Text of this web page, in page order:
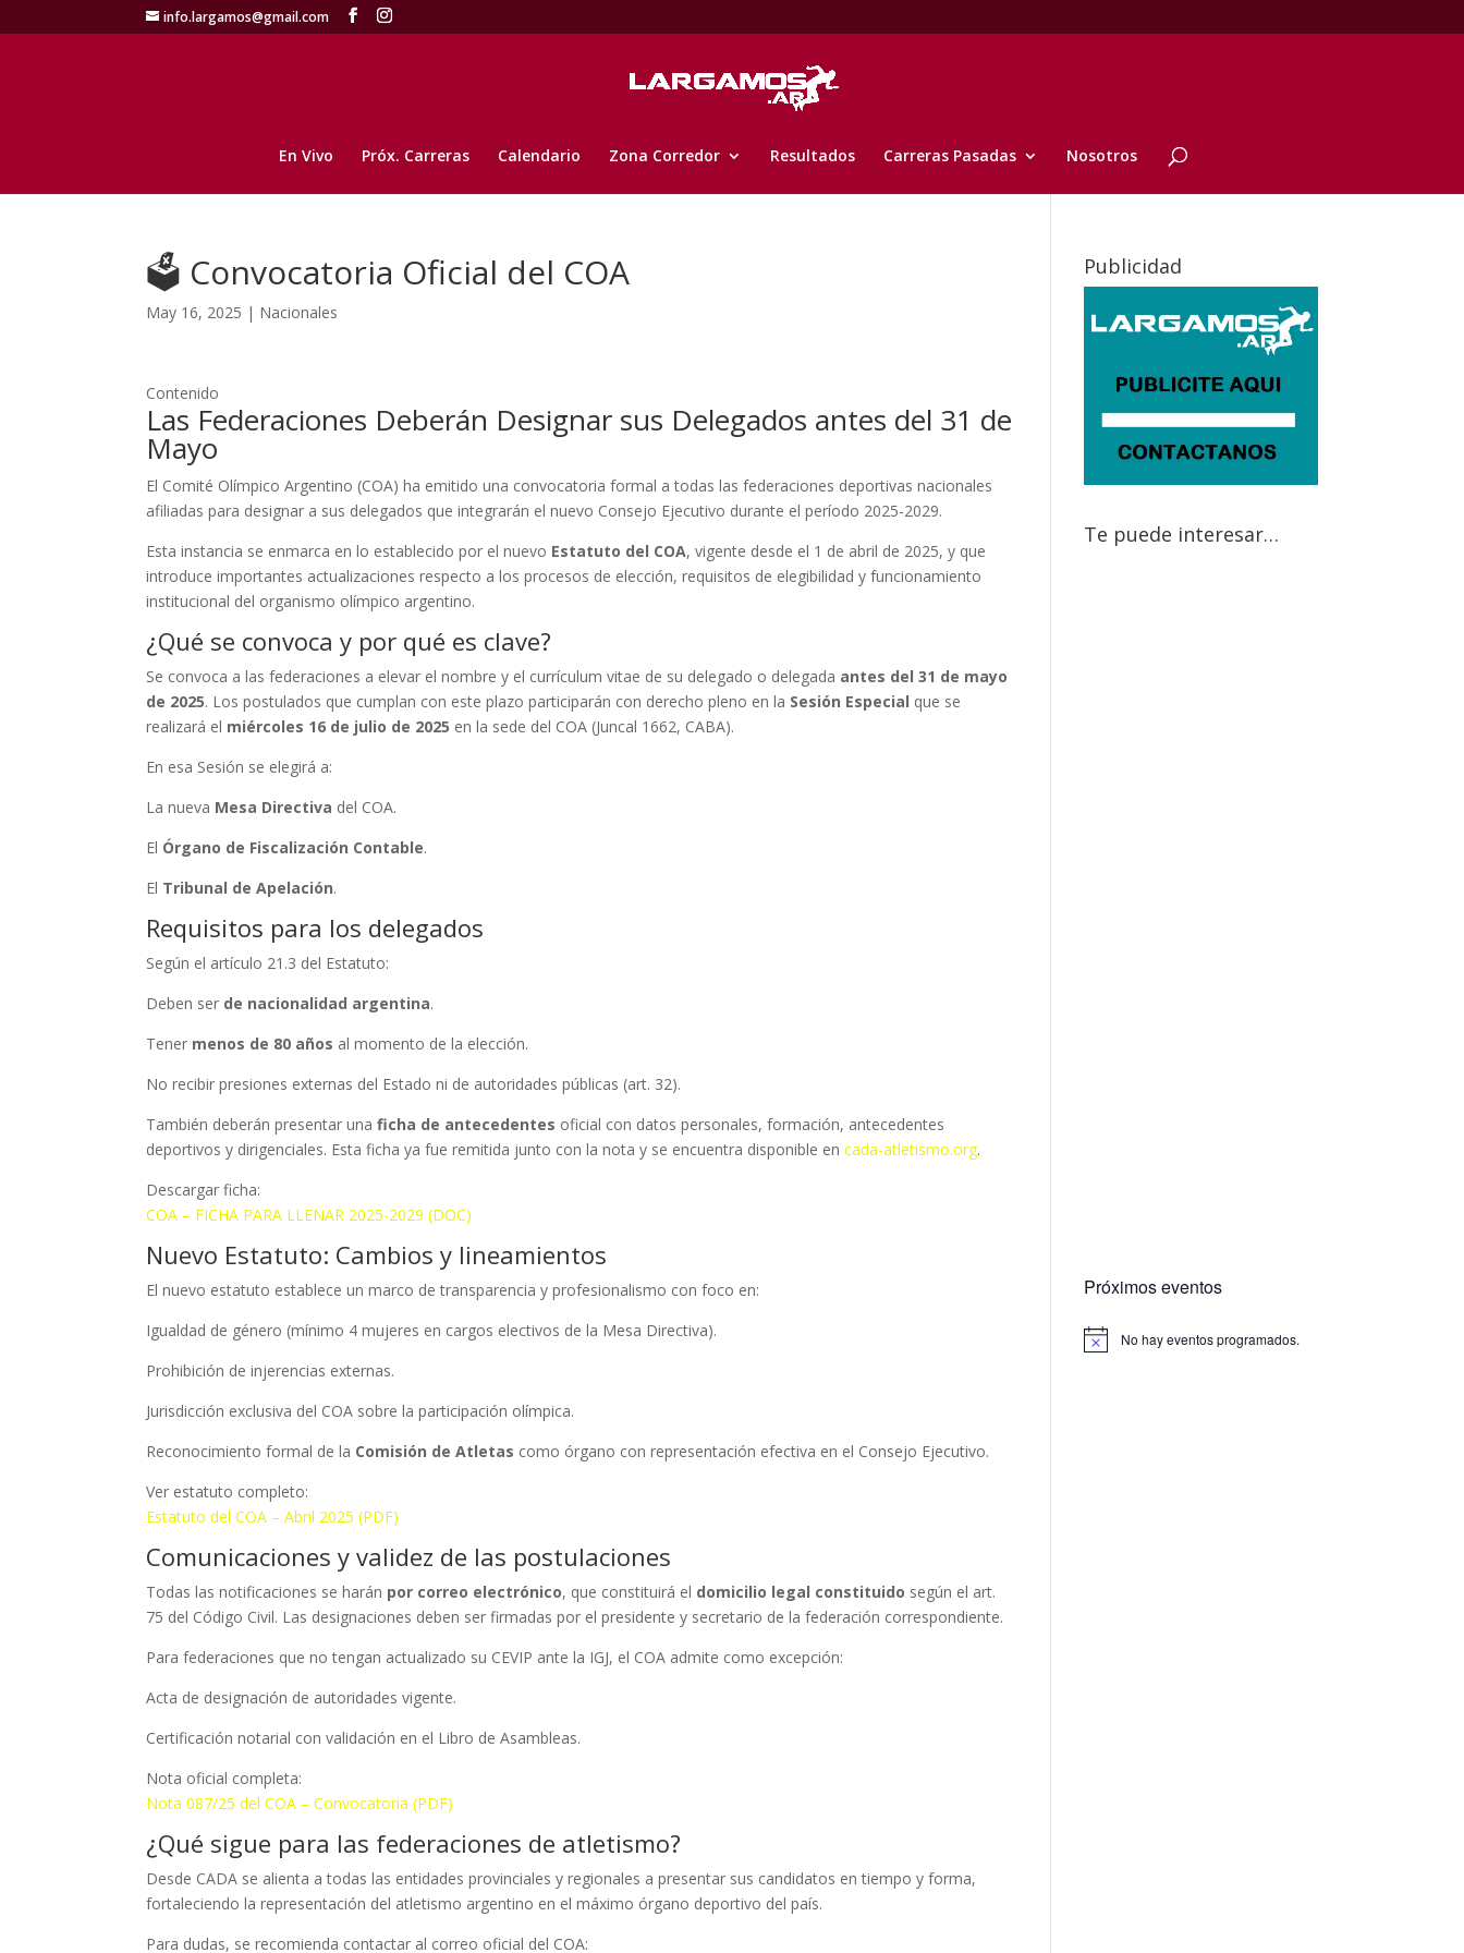
info.largamos@gmail.com
En Vivo Próx. Carreras Calendario Zona Corredor Resultados Carreras Pasadas Nosotros
🗳️ Convocatoria Oficial del COA
May 16, 2025 | Nacionales
Contenido
Las Federaciones Deberán Designar sus Delegados antes del 31 de
Mayo
El Comité Olímpico Argentino (COA) ha emitido una convocatoria formal a todas las federaciones deportivas nacionales
afiliadas para designar a sus delegados que integrarán el nuevo Consejo Ejecutivo durante el período 2025-2029.
Esta instancia se enmarca en lo establecido por el nuevo Estatuto del COA, vigente desde el 1 de abril de 2025, y que
introduce importantes actualizaciones respecto a los procesos de elección, requisitos de elegibilidad y funcionamiento
institucional del organismo olímpico argentino.
¿Qué se convoca y por qué es clave?
Se convoca a las federaciones a elevar el nombre y el currículum vitae de su delegado o delegada antes del 31 de mayo
de 2025. Los postulados que cumplan con este plazo participarán con derecho pleno en la Sesión Especial que se
realizará el miércoles 16 de julio de 2025 en la sede del COA (Juncal 1662, CABA).
En esa Sesión se elegirá a:
La nueva Mesa Directiva del COA.
El Órgano de Fiscalización Contable.
El Tribunal de Apelación.
Requisitos para los delegados
Según el artículo 21.3 del Estatuto:
Deben ser de nacionalidad argentina.
Tener menos de 80 años al momento de la elección.
No recibir presiones externas del Estado ni de autoridades públicas (art. 32).
También deberán presentar unaficha de antecedentes oficial con datos personales, formación, antecedentes
deportivos y dirigenciales. Esta ficha ya fue remitida junto con la nota y se encuentra disponible encada-atletismo.org.
Descargar ficha:
COA – FICHA PARA LLENAR 2025-2029 (DOC)
Nuevo Estatuto: Cambios y lineamientos
El nuevo estatuto establece un marco de transparencia y profesionalismo con foco en:
Igualdad de género (mínimo 4 mujeres en cargos electivos de la Mesa Directiva).
Prohibición de injerencias externas.
Jurisdicción exclusiva del COA sobre la participación olímpica.
Reconocimiento formal de la Comisión de Atletas como órgano con representación efectiva en el Consejo Ejecutivo.
Ver estatuto completo:
Estatuto del COA – Abril 2025 (PDF)
Comunicaciones y validez de las postulaciones
Todas las notificaciones se harán por correo electrónico, que constituirá el domicilio legal constituido según el art.
75 del Código Civil. Las designaciones deben ser firmadas por el presidente y secretario de la federación correspondiente.
Para federaciones que no tengan actualizado su CEVIP ante la IGJ, el COA admite como excepción:
Acta de designación de autoridades vigente.
Certificación notarial con validación en el Libro de Asambleas.
Nota oficial completa:
Nota 087/25 del COA – Convocatoria (PDF)
¿Qué sigue para las federaciones de atletismo?
Desde CADA se alienta a todas las entidades provinciales y regionales a presentar sus candidatos en tiempo y forma,
fortaleciendo la representación del atletismo argentino en el máximo órgano deportivo del país.
Para dudas, se recomienda contactar al correo oficial del COA:
Publicidad
Te puede interesar…
Próximos eventos
No hay eventos programados.